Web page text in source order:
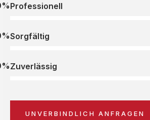
Professionell
Sorgfältig
Zuverlässig
UNVERBINDLICH ANFRAGEN